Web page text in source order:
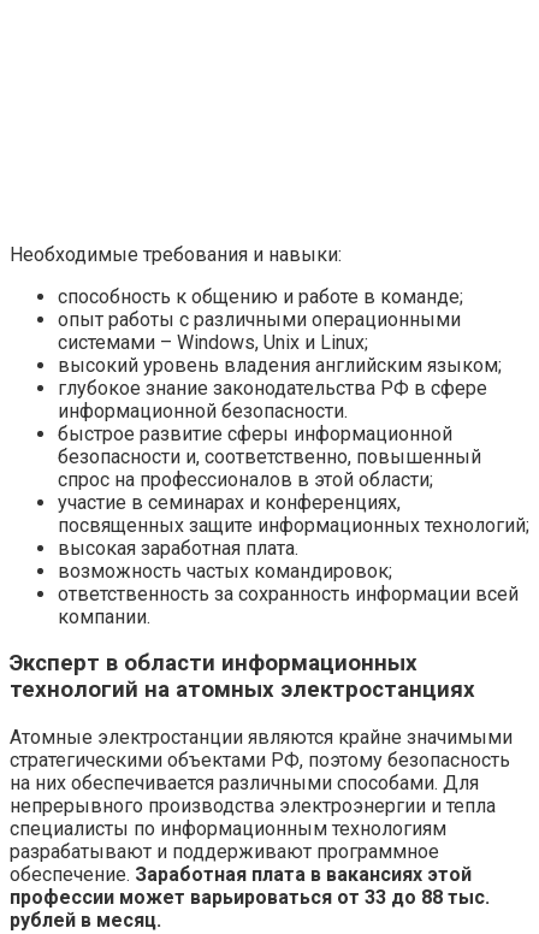
Необходимые требования и навыки:
способность к общению и работе в команде;
опыт работы с различными операционными
системами – Windows, Unix и Linux;
высокий уровень владения английским языком;
глубокое знание законодательства РФ в сфере
информационной безопасности.
быстрое развитие сферы информационной
безопасности и, соответственно, повышенный
спрос на профессионалов в этой области;
участие в семинарах и конференциях,
посвященных защите информационных технологий;
высокая заработная плата.
возможность частых командировок;
ответственность за сохранность информации всей
компании.
Эксперт в области информационных
технологий на атомных электростанциях
Атомные электростанции являются крайне значимыми
стратегическими объектами РФ, поэтому безопасность
на них обеспечивается различными способами. Для
непрерывного производства электроэнергии и тепла
специалисты по информационным технологиям
разрабатывают и поддерживают программное
обеспечение. Заработная плата в вакансиях этой
профессии может варьироваться от 33 до 88 тыс.
рублей в месяц.